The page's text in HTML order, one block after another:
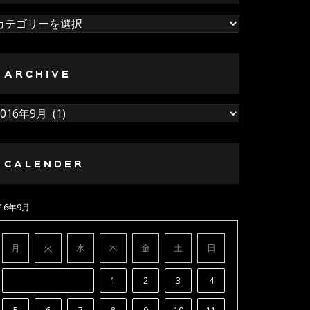
ARCHIVE
CALENDER
年9月
月 火 水 木 金 土 日
1 2 3 4